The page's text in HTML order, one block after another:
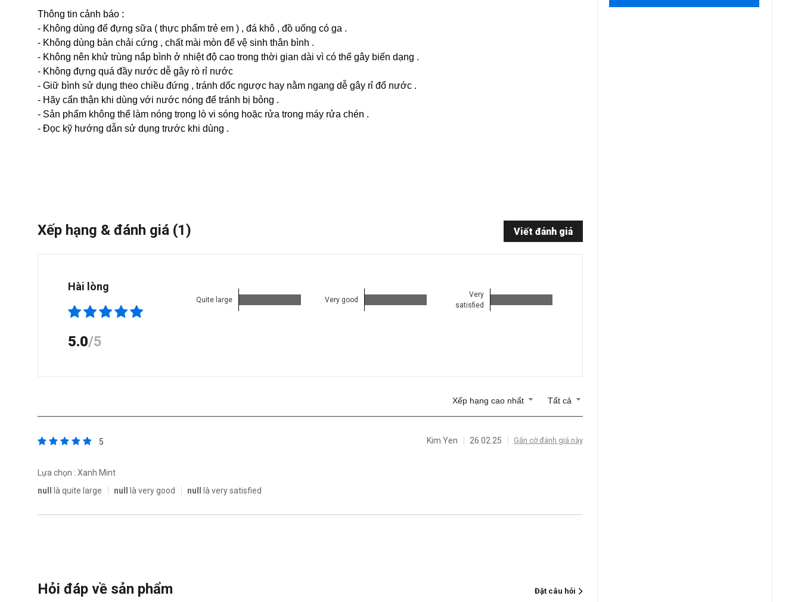
Thông tin cảnh báo :
- Không dùng để đựng sữa ( thực phẩm trẻ em ) , đá khô , đồ uống có ga .
- Không dùng bàn chải cứng , chất mài mòn để vệ sinh thân bình .
- Không nên khử trùng nắp bình ở nhiệt độ cao trong thời gian dài vì có thể gây biến dạng .
- Không đựng quá đầy nước dễ gây rò rỉ nước
- Giữ bình sử dụng theo chiều đứng , tránh dốc ngược hay nằm ngang dễ gây rỉ đổ nước .
- Hãy cẩn thận khi dùng với nước nóng để tránh bị bỏng .
- Sản phẩm không thể làm nóng trong lò vi sóng hoặc rửa trong máy rửa chén .
- Đọc kỹ hướng dẫn sử dụng trước khi dùng .
Xếp hạng & đánh giá (1) Viết đánh giá
Hài lòng
5.0/5
Quite large Very good
Very
satisfied
Xếp hạng cao nhất Tất cả
5 Kim Yen 26.02.25 Gắn cờ đánh giá này
Lựa chọn : Xanh Mint
null
là quite large null là very good null là very satisfied
Hỏi đáp về sản phẩm Đặt câu hỏi